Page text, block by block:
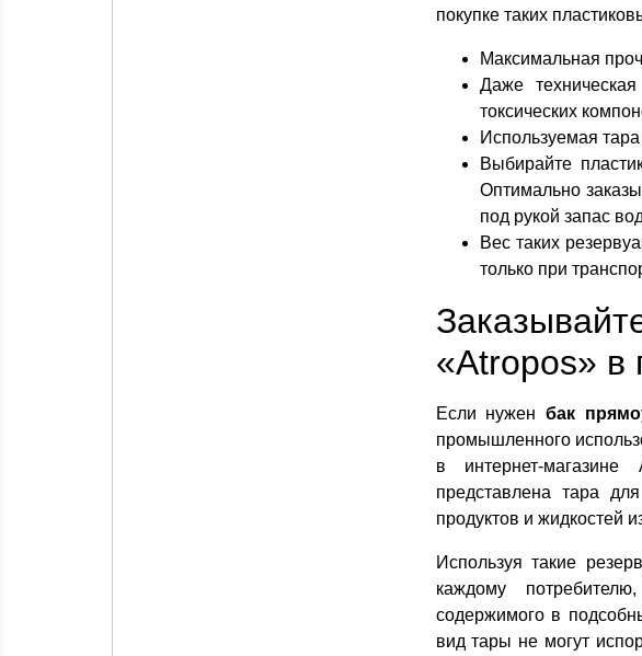
покупке таких
Максимальная
Даже
токсических
Используемая
Выбирайте
Оптимально
под рукой запас
Вес таких
только при
«Atropos» в
Если нуженбак
промышленного
в интернет-
представлена тара
продуктов и жидкостей
Используя такие
каждому
содержимого в
вид тары не могут